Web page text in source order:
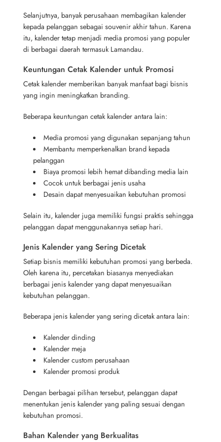
Selanjutnya, banyak perusahaan membagikan kalender
kepada pelanggan sebagai souvenir akhir tahun. Karena
itu, kalender tetap menjadi media promosi yang populer
di berbagai daerah termasuk Lamandau.
Keuntungan Cetak Kalender untuk Promosi
Cetak kalender memberikan banyak manfaat bagi bisnis
yang ingin meningkatkan branding.
Beberapa keuntungan cetak kalender antara lain:
Media promosi yang digunakan sepanjang tahun
Membantu memperkenalkan brand kepada
pelanggan
Biaya promosi lebih hemat dibanding media lain
Cocok untuk berbagai jenis usaha
Desain dapat menyesuaikan kebutuhan promosi
Selain itu, kalender juga memiliki fungsi praktis sehingga
pelanggan dapat menggunakannya setiap hari.
Jenis Kalender yang Sering Dicetak
Setiap bisnis memiliki kebutuhan promosi yang berbeda.
Oleh karena itu, percetakan biasanya menyediakan
berbagai jenis kalender yang dapat menyesuaikan
kebutuhan pelanggan.
Beberapa jenis kalender yang sering dicetak antara lain:
Kalender dinding
Kalender meja
Kalender custom perusahaan
Kalender promosi produk
Dengan berbagai pilihan tersebut, pelanggan dapat
menentukan jenis kalender yang paling sesuai dengan
kebutuhan promosi.
Bahan Kalender yang Berkualitas